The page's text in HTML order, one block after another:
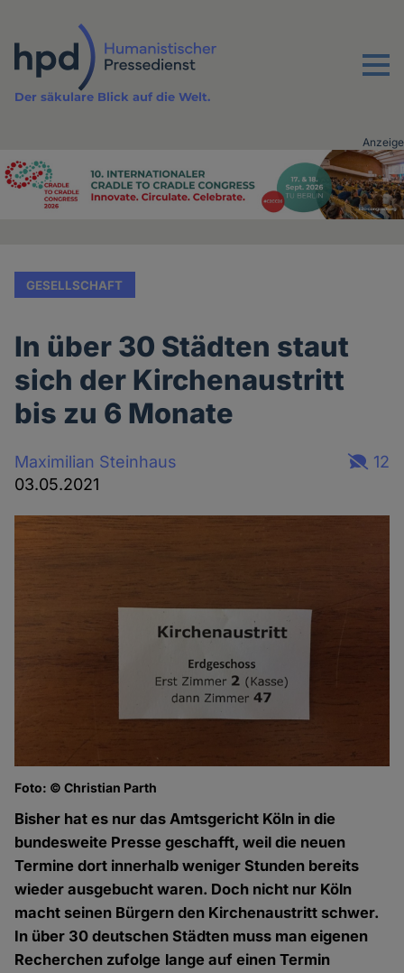
Inhalt
Menu
Der säkulare Blick auf die Welt.
Advertising
Anzeige
GESELLSCHAFT
In über 30 Städten staut
sich der Kirchenaustritt
bis zu 6 Monate
Maximilian Steinhaus
03.05.2021
12
Foto: © Christian Parth
Bisher hat es nur das Amtsgericht Köln in die
bundesweite Presse geschafft, weil die neuen
Termine dort innerhalb weniger Stunden bereits
wieder ausgebucht waren. Doch nicht nur Köln
macht seinen Bürgern den Kirchenaustritt schwer.
In über 30 deutschen Städten muss man eigenen
Recherchen zufolge lange auf einen Termin